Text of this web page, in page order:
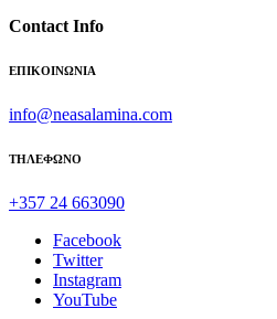
Contact Info
ΕΠΙΚΟΙΝΩΝΙΑ
info@neasalamina.com
ΤΗΛΕΦΩΝΟ
+357 24 663090
Facebook
Twitter
Instagram
YouTube